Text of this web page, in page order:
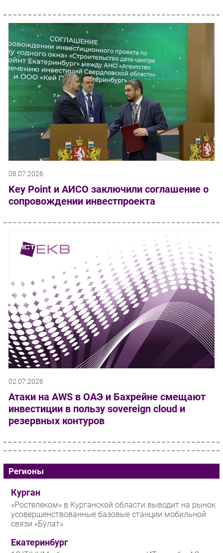
08.07.2026
Key Point и АИСО заключили соглашение о
сопровождении инвестпроекта
02.07.2026
Атаки на AWS в ОАЭ и Бахрейне смещают
инвестиции в пользу sovereign cloud и
резервных контуров
Регионы
Курган
«Ростелеком» в Курганской области выводит на рынок
усовершенствованные базовые станции мобильной
связи «Булат»
Екатеринбург